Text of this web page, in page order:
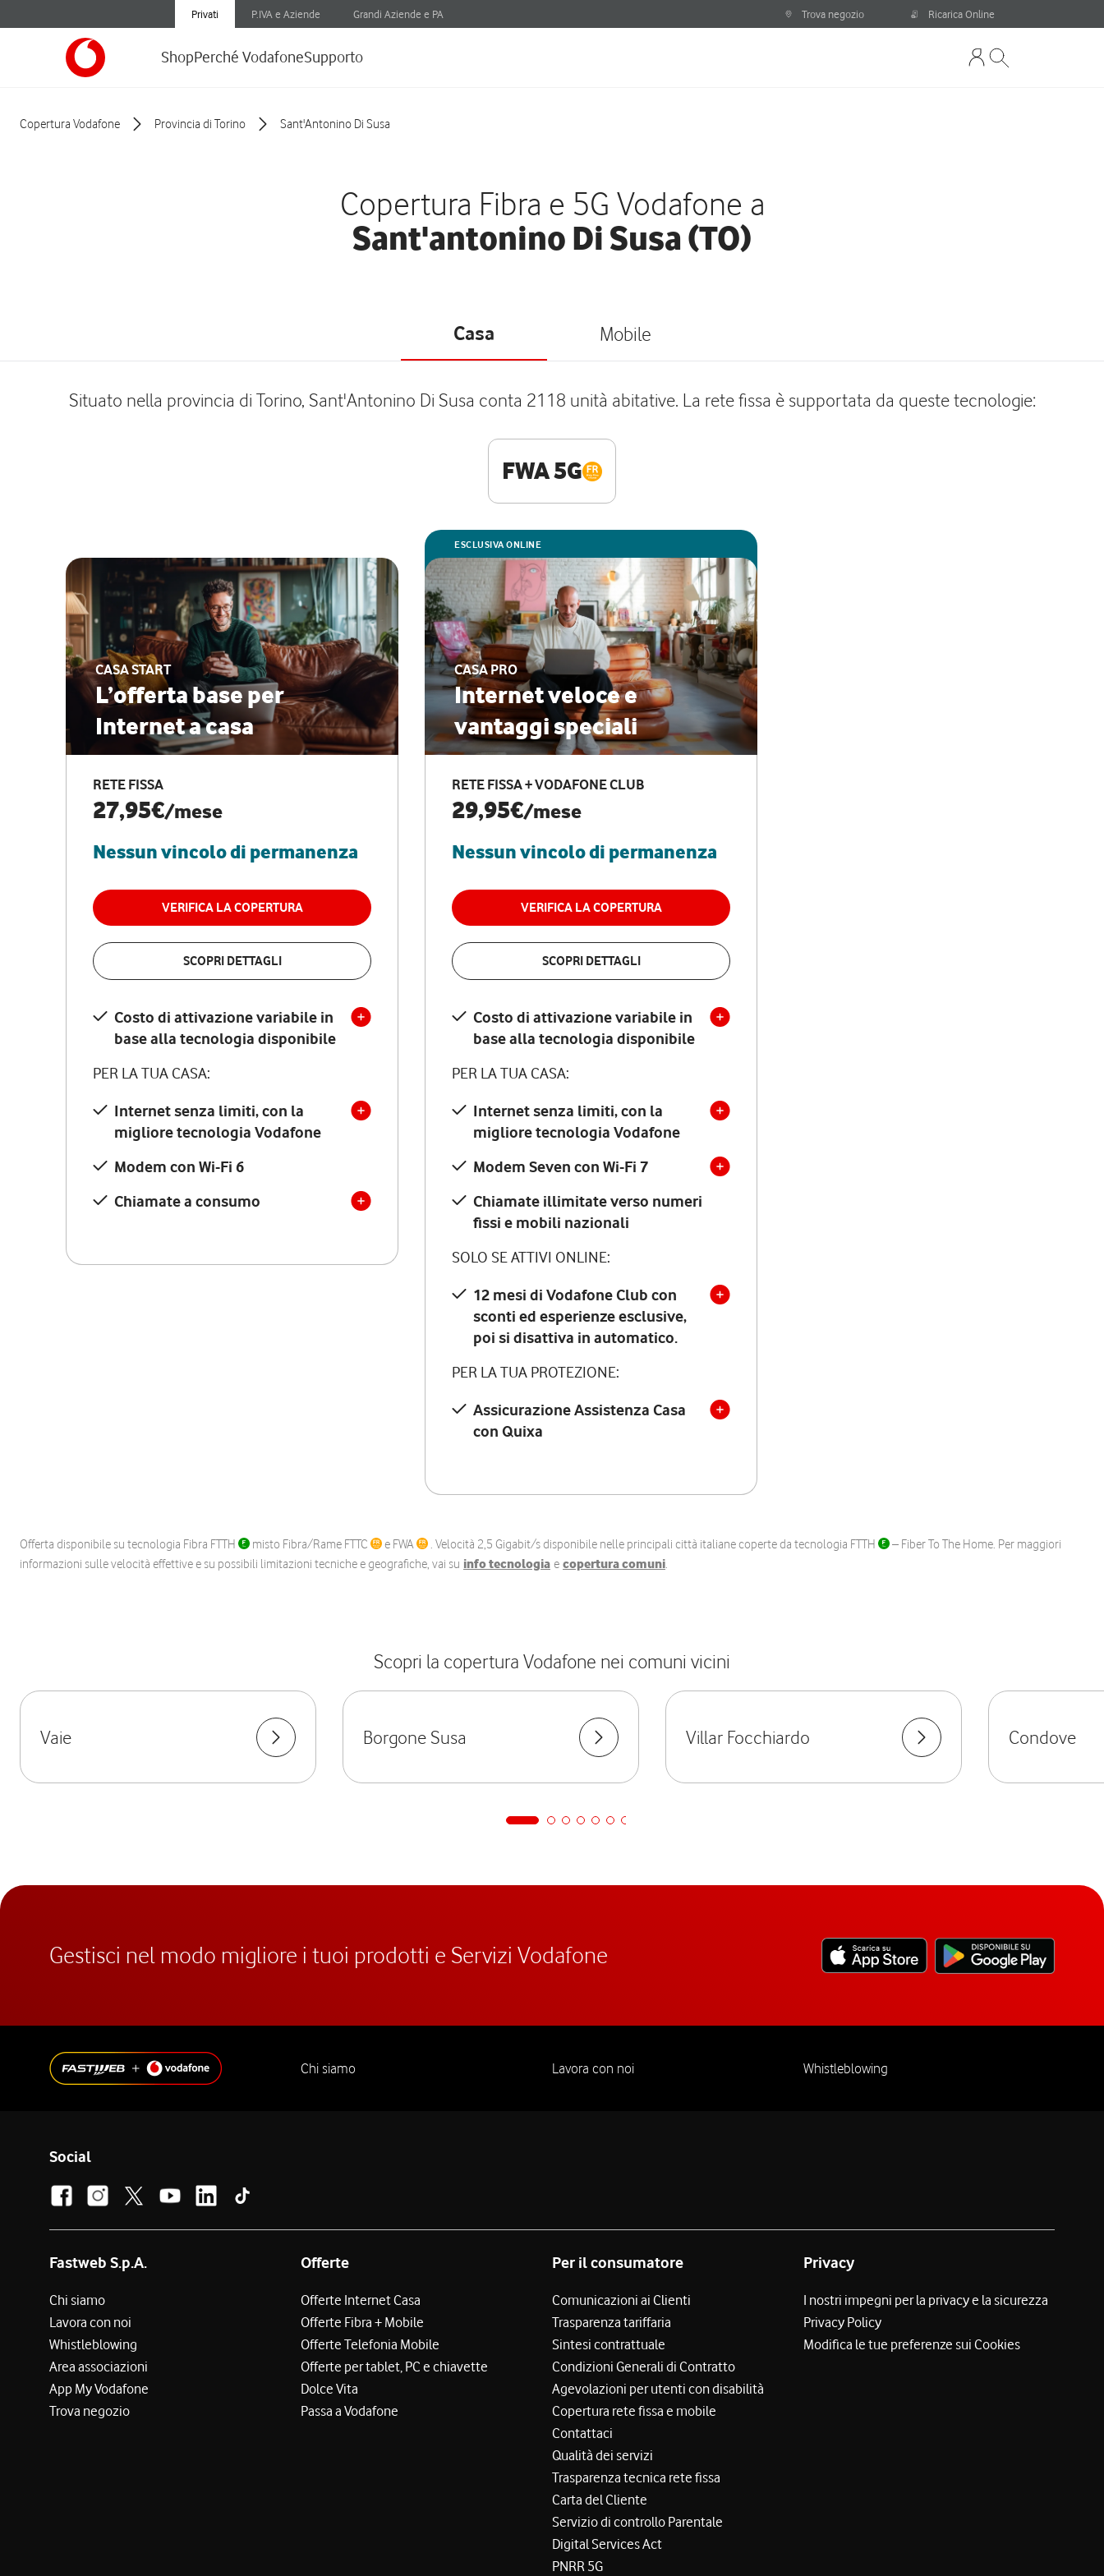
Privati P.IVA e Aziende Grandi Aziende e PA Trova negozio Ricarica Online
ShopPerché VodafoneSupporto
Copertura Vodafone Provincia di Torino Sant'Antonino Di Susa
Copertura Fibra e 5G Vodafone a
Sant'antonino Di Susa (TO)
Casa Mobile
Situato nella provincia di Torino, Sant'Antonino Di Susa conta 2118 unità abitative. La rete fissa è supportata da queste tecnologie:
FWA 5G
CASA START
L’offerta base per
Internet a casa
RETE FISSA
27,95€/mese
Nessun vincolo di permanenza
VERIFICA LA COPERTURA
SCOPRI DETTAGLI
Costo di attivazione variabile in
base alla tecnologia disponibile
PER LA TUA CASA:
Internet senza limiti, con la
migliore tecnologia Vodafone
Modem con Wi-Fi 6
Chiamate a consumo
ESCLUSIVA ONLINE
CASA PRO
Internet veloce e
vantaggi speciali
RETE FISSA + VODAFONE CLUB
29,95€/mese
Nessun vincolo di permanenza
VERIFICA LA COPERTURA
SCOPRI DETTAGLI
Costo di attivazione variabile in
base alla tecnologia disponibile
PER LA TUA CASA:
Internet senza limiti, con la
migliore tecnologia Vodafone
Modem Seven con Wi-Fi 7
Chiamate illimitate verso numeri
fissi e mobili nazionali
SOLO SE ATTIVI ONLINE:
12 mesi di Vodafone Club con
sconti ed esperienze esclusive,
poi si disattiva in automatico.
PER LA TUA PROTEZIONE:
Assicurazione Assistenza Casa
con Quixa
Offerta disponibile su tecnologia Fibra FTTH misto Fibra/Rame FTTC e FWA . Velocità 2,5 Gigabit/s disponibile nelle principali città italiane coperte da tecnologia FTTH
– Fiber To The Home. Per maggiori
informazioni sulle velocità effettive e su possibili limitazioni tecniche e geografiche, vai su info tecnologia e copertura comuni.
Scopri la copertura Vodafone nei comuni vicini
Vaie Borgone Susa Villar Focchiardo Condove
Gestisci nel modo migliore i tuoi prodotti e Servizi Vodafone
Chi siamo Lavora con noi Whistleblowing
Social
Fastweb S.p.A.
Chi siamo
Lavora con noi
Whistleblowing
Area associazioni
App My Vodafone
Trova negozio
Offerte
Offerte Internet Casa
Offerte Fibra + Mobile
Offerte Telefonia Mobile
Offerte per tablet, PC e chiavette
Dolce Vita
Passa a Vodafone
Per il consumatore
Comunicazioni ai Clienti
Trasparenza tariffaria
Sintesi contrattuale
Condizioni Generali di Contratto
Agevolazioni per utenti con disabilità
Copertura rete fissa e mobile
Contattaci
Qualità dei servizi
Trasparenza tecnica rete fissa
Carta del Cliente
Servizio di controllo Parentale
Digital Services Act
PNRR 5G
Privacy
I nostri impegni per la privacy e la sicurezza
Privacy Policy
Modifica le tue preferenze sui Cookies